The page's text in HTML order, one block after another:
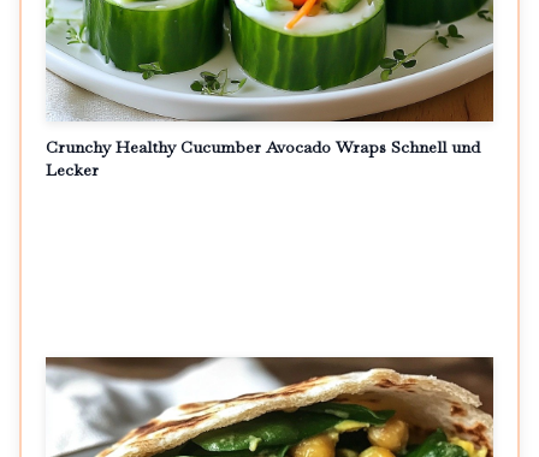
Crunchy Healthy Cucumber Avocado Wraps Schnell und
Lecker